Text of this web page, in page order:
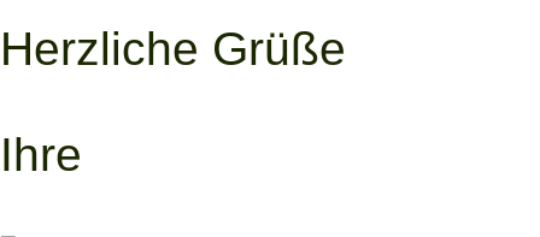
Herzliche Grüße
Ihre